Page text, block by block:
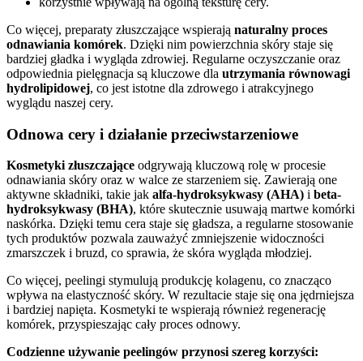
Co więcej, preparaty złuszczające wspierają naturalny proces
odnawiania komórek. Dzięki nim powierzchnia skóry staje się
bardziej gładka i wygląda zdrowiej. Regularne oczyszczanie oraz
odpowiednia pielęgnacja są kluczowe dla utrzymania równowagi
hydrolipidowej, co jest istotne dla zdrowego i atrakcyjnego
wyglądu naszej cery.
Odnowa cery i działanie przeciwstarzeniowe
Kosmetyki złuszczające odgrywają kluczową rolę w procesie
odnawiania skóry oraz w walce ze starzeniem się. Zawierają one
aktywne składniki, takie jak alfa-hydroksykwasy (AHA) i beta-
hydroksykwasy (BHA), które skutecznie usuwają martwe komórki
naskórka. Dzięki temu cera staje się gładsza, a regularne stosowanie
tych produktów pozwala zauważyć zmniejszenie widoczności
zmarszczek i bruzd, co sprawia, że skóra wygląda młodziej.
Co więcej, peelingi stymulują produkcję kolagenu, co znacząco
wpływa na elastyczność skóry. W rezultacie staje się ona jędrniejsza
i bardziej napięta. Kosmetyki te wspierają również regenerację
komórek, przyspieszając cały proces odnowy.
Codzienne używanie peelingów przynosi szereg korzyści: